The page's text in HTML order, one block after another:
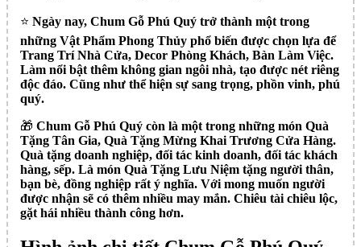
⭐️ Ngày nay, Chum Gỗ Phú Quý trở thành một trong
những Vật Phẩm Phong Thủy phổ biến được chọn lựa để
Trang Trí Nhà Cửa, Decor Phòng Khách, Bàn Làm Việc.
Làm nổi bật thêm không gian ngôi nhà, tạo được nét riêng
độc đáo. Cũng như thể hiện sự sang trọng, phồn vinh, phú
quý.
🎁 Chum Gỗ Phú Quý còn là một trong những món Quà
Tặng Tân Gia, Quà Tặng Mừng Khai Trương Cửa Hàng.
Quà tặng doanh nghiệp, đối tác kinh doanh, đối tác khách
hàng, sếp. Là món Quà Tặng Lưu Niệm tặng người thân,
bạn bè, đồng nghiệp rất ý nghĩa. Với mong muốn người
được nhận sẽ có thêm nhiều may mắn. Chiêu tài chiêu lộc,
gặt hái nhiều thành công hơn.